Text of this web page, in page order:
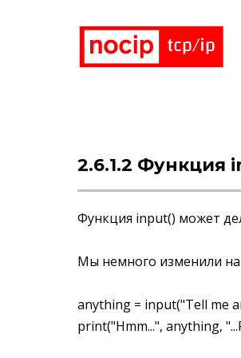
2.6.1.2 Функция
Функция input() может
Мы немного изменили
anything = input("Tell me
print("Hmm...", anything,